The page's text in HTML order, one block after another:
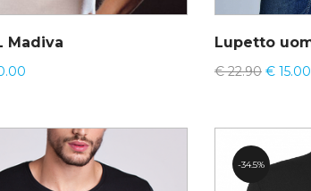
Madiva
€22.90 €15.00
34.5%